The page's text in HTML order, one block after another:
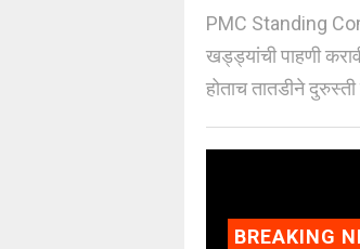
PMC Standing
खड्ड्यांची पाहणी
होताच तातडीने
BREAKING